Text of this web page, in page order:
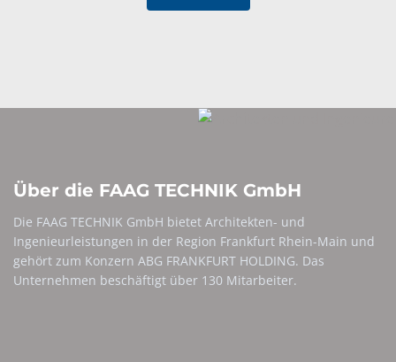
Über die FAAG TECHNIK GmbH
Die FAAG TECHNIK GmbH bietet Architekten- und
Ingenieurleistungen in der Region Frankfurt Rhein-Main und
gehört zum Konzern ABG FRANKFURT HOLDING. Das
Unternehmen beschäftigt über 130 Mitarbeiter.